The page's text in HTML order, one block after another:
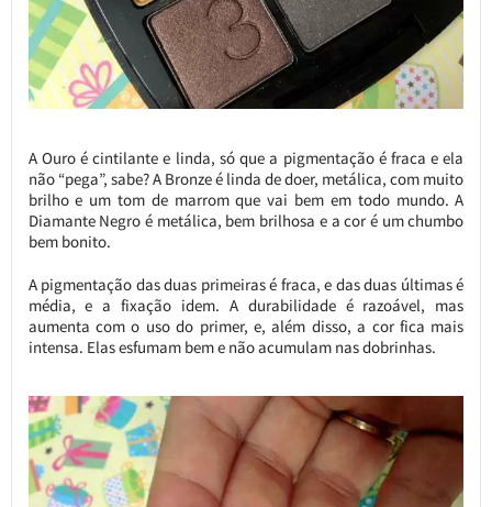
A Ouro é cintilante e linda, só que a pigmentação é fraca e ela
não “pega”, sabe? A Bronze é linda de doer, metálica, com muito
brilho e um tom de marrom que vai bem em todo mundo. A
Diamante Negro é metálica, bem brilhosa e a cor é um chumbo
bem bonito.
A pigmentação das duas primeiras é fraca, e das duas últimas é
média, e a fixação idem. A durabilidade é razoável, mas
aumenta com o uso do primer, e, além disso, a cor fica mais
intensa. Elas esfumam bem e não acumulam nas dobrinhas.